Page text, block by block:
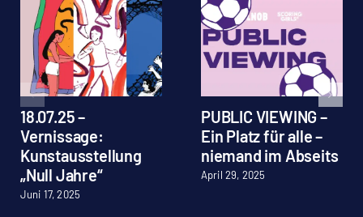
18.07.25 –
Vernissage:
Kunstausstellung
„Null Jahre“
Juni 17, 2025
PUBLIC VIEWING –
Ein Platz für alle –
niemand im Abseits
April 29, 2025